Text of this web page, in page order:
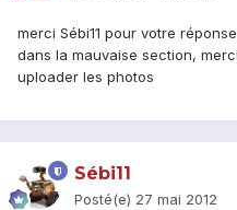
merci Sébi11 pour votre
dans la mauvaise section,
uploader les photos
Sébi11
Posté(e) 27 mai 2012